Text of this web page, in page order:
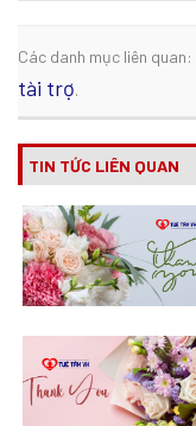
Các danh mục liên quan:
tài trợ.
TIN TỨC LIÊN QUAN